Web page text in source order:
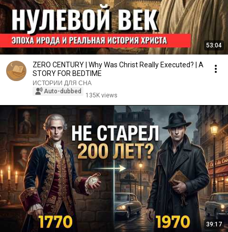
53:04
ZERO CENTURY | Why Was Christ Really Executed? | A
STORY FOR BEDTIME
ИСТОРИИ ДЛЯ СНА
Auto-dubbed
135K views
39:17